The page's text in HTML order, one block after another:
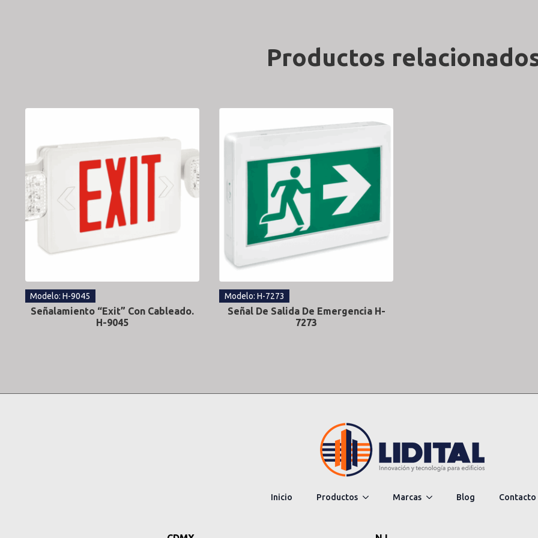
Productos
Modelo: H-9045
Señalamiento “Exit” Con Cableado.
H-9045
Modelo: H-7273
Señal De Salida De Emergencia H-
7273
Inicio Productos Marcas Blog Contacto